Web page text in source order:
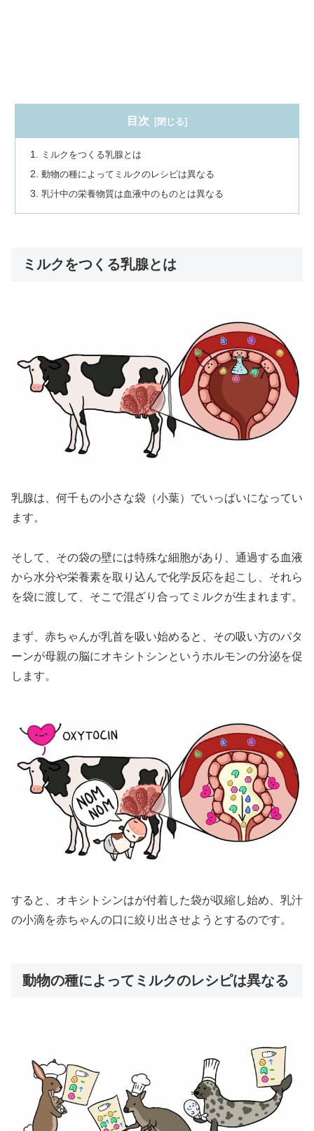
目次
ミルクをつくる乳腺とは
動物の種によってミルクのレシピは異なる
乳汁中の栄養物質は血液中のものとは異なる
ミルクをつくる乳腺とは
乳腺は、何千もの小さな袋（小葉）でいっぱいになってい
ます。
そして、その袋の壁には特殊な細胞があり、通過する血液
から水分や栄養素を取り込んで化学反応を起こし、それら
を袋に渡して、そこで混ざり合ってミルクが生まれます。
まず、赤ちゃんが乳首を吸い始めると、その吸い方のパタ
ーンが母親の脳にオキシトシンというホルモンの分泌を促
します。
すると、オキシトシンはが付着した袋が収縮し始め、乳汁
の小滴を赤ちゃんの口に絞り出させようとするのです。
動物の種によってミルクのレシピは異なる